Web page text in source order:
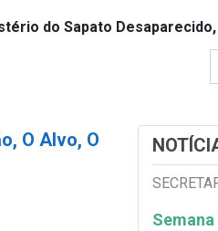
do Sapato
O Alvo, O